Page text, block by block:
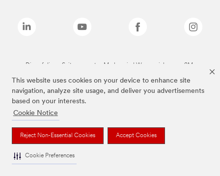
This website uses cookies on your device to enhance site
navigation, analyze site usage, and deliver you advertisements
based on your interests.
Cookie Notice
Reject Non-Essential Cookies Accept Cookies
Cookie Preferences
Die auf dieser Seite genannten Marken sind Warenzeichen von 3M.